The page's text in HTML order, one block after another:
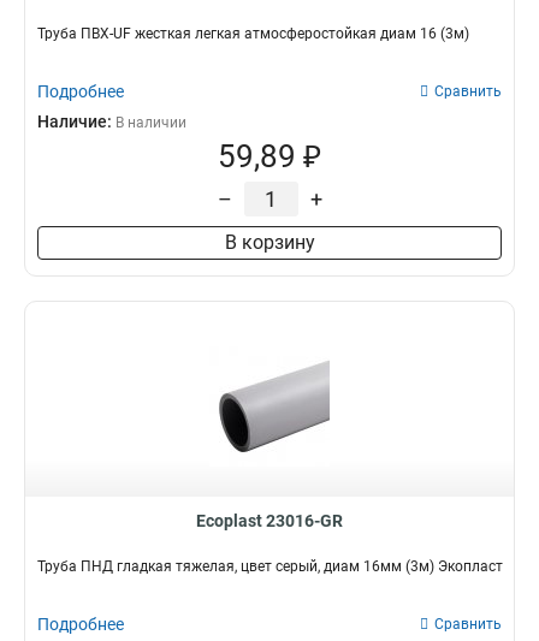
Труба ПВХ-UF жесткая легкая атмосферостойкая диам 16 (3м)
Подробнее Сравнить
Наличие: В наличии
59,89 ₽
– +
В корзину
Ecoplast 23016-GR
Труба ПНД гладкая тяжелая, цвет серый, диам 16мм (3м) Экопласт
Подробнее Сравнить